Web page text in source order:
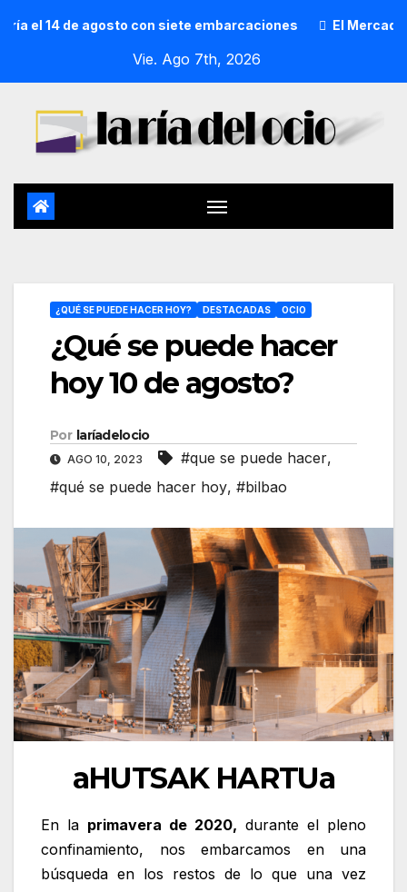
de agosto con siete embarcaciones El Mercado de
Vie. Ago 7th, 2026
¿QUÉ SE PUEDE HACER HOY? DESTACADAS OCIO
¿Qué se puede hacer
hoy 10 de agosto?
Por laríadelocio
AGO 10, 2023 #que se puede hacer,
#qué se puede hacer hoy, #bilbao
aHUTSAK HARTUa
En la primavera de 2020, durante el pleno
confinamiento, nos embarcamos en una
búsqueda en los restos de lo que una vez